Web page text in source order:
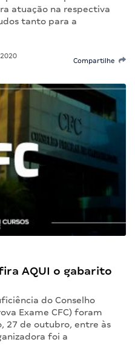
atuação na respectiva
tanto para a
Compartilhe
AQUI o gabarito
do Conselho
Exame CFC) foram
27 de outubro, entre às
foi a